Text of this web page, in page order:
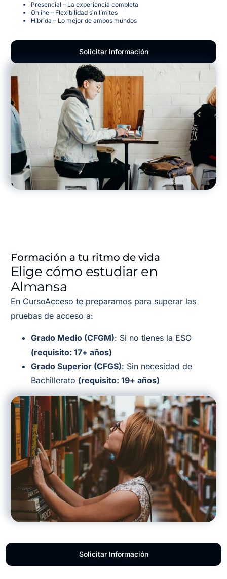
Presencial – La experiencia completa
Online – Flexibilidad sin límites
Híbrida – Lo mejor de ambos mundos
Solicitar Información
Formación a tu ritmo de vida
Elige cómo estudiar en
Almansa
En CursoAcceso te preparamos para superar las
pruebas de acceso a:
Grado Medio (CFGM): Si no tienes la ESO
(requisito: 17+ años)
Grado Superior (CFGS): Sin necesidad de
Bachillerato (requisito: 19+ años)
Solicitar Información